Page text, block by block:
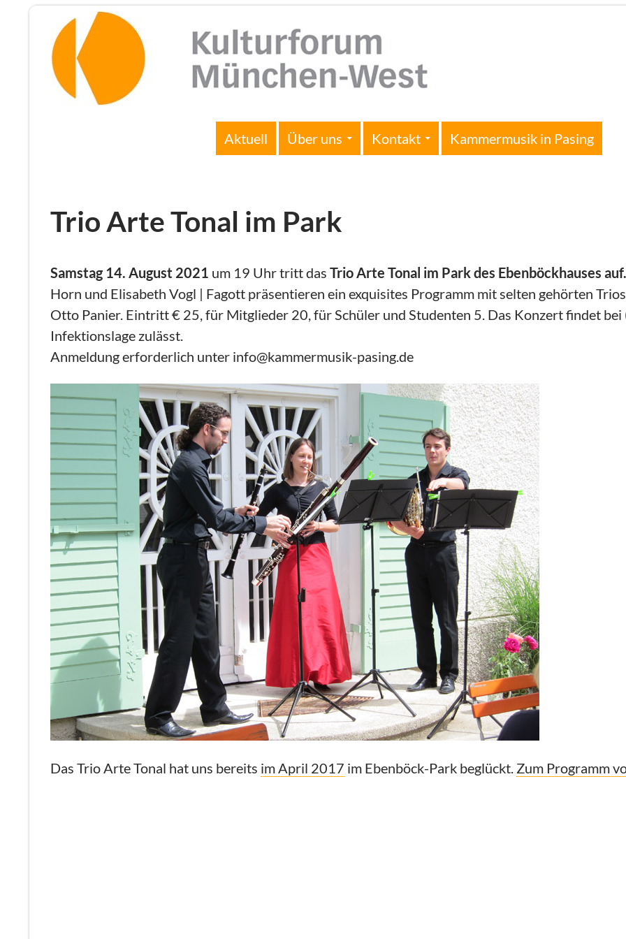
Aktuell Über uns Kontakt Kammermusik in Pasing
Trio Arte Tonal im Park
Samstag 14. August 2021 um 19 Uhr tritt das Trio Arte Tonal im Park des Ebenböckhauses auf.
Horn und Elisabeth Vogl | Fagott präsentieren ein exquisites Programm mit selten gehörten
Otto Panier. Eintritt € 25, für Mitglieder 20, für Schüler und Studenten 5. Das Konzert findet
Infektionslage zulässt.
Anmeldung erforderlich unter info@kammermusik-pasing.de
Das Trio Arte Tonal hat uns bereits im April 2017 im Ebenböck-Park beglückt. Zum Programm